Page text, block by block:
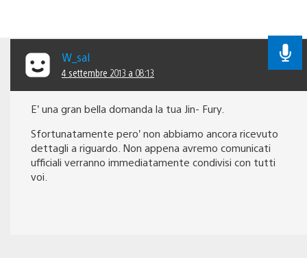
W_sal
4 settembre 2013 a 08:13
E’ una gran bella domanda la tua Jin- Fury.
Sfortunatamente pero’ non abbiamo ancora ricevuto
dettagli a riguardo. Non appena avremo comunicati
ufficiali verranno immediatamente condivisi con tutti
voi.